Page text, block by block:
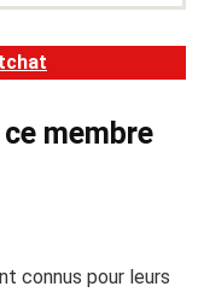
membre
connus pour leurs